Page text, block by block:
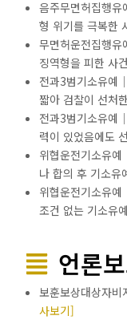
음주무면허집행
형 위기를 극복한
무면허운전집행
징역형을 피한 사
전과3범기소유예
짧아 검찰이 선처
전과3범기소유예
력이 있었음에도
위협운전기소유
나 합의 후 기소유
위협운전기소유
조건 없는 기소유
언론
보훈보상대상자
사보기]